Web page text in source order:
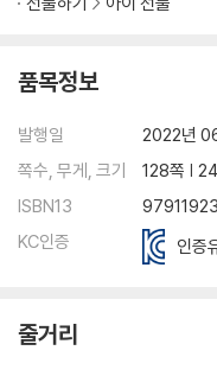
품목정보
발행일
2022년
쪽수, 무게, 크기
128쪽 |
ISBN13
KC인증
인증
줄거리